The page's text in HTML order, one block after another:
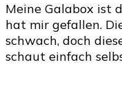
Meine Galabox ist
hat mir gefallen.
schwach, doch
schaut einfach